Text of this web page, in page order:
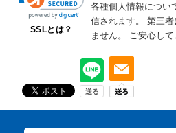
SSLとは？
各種個人情報につい
信されます。
第三者
ません。
ご安心して